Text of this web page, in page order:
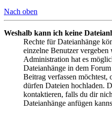
Nach oben
Weshalb kann ich keine
Rechte für Dateianhänge
einzelne Benutzer
Administration hat es
Dateianhänge in dem
Beitrag verfassen möchtest,
dürfen Dateien hochladen.
kontaktieren, falls du dir
Dateianhänge anfügen